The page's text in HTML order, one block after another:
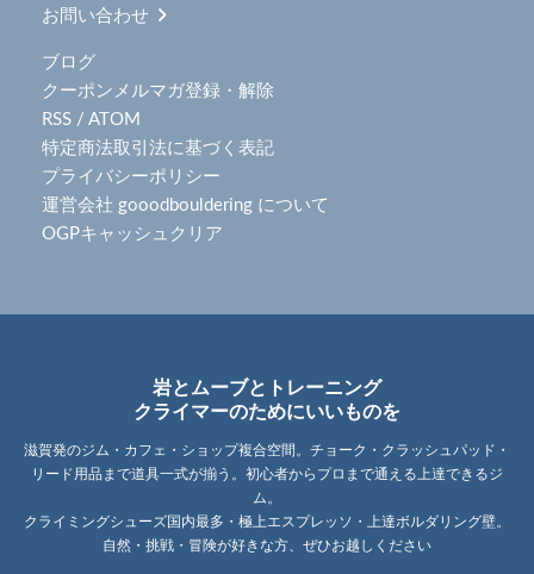
お問い合わせ
ブログ
クーポンメルマガ登録・解除
RSS / ATOM
特定商法取引法に基づく表記
プライバシーポリシー
運営会社 gooodbouldering について
OGPキャッシュクリア
岩とムーブとトレーニング
クライマーのためにいいものを
滋賀発のジム・カフェ・ショップ複合空間。チョーク・クラッシュパッド・
リード用品まで道具一式が揃う。初心者からプロまで通える上達できるジ
ム。
クライミングシューズ国内最多・極上エスプレッソ・上達ボルダリング壁。
自然・挑戦・冒険が好きな方、ぜひお越しください